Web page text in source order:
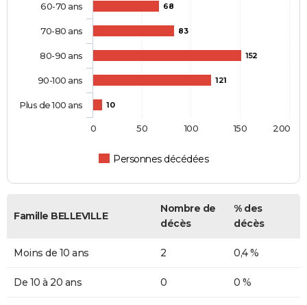
68
83
152
121
10
Personnes décédées
60-70 ans
70-80 ans
80-90 ans
90-100 ans
Plus de 100 ans
0 50 100 150 200
Famille BELLEVILLE
Nombre de
décès
% des
décès
Moins de 10 ans 2 0,4 %
De 10 à 20 ans 0 0 %